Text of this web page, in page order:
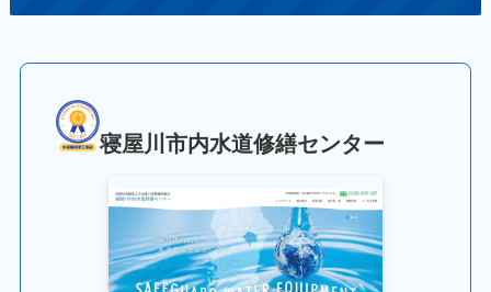
寝屋川市内水道修繕センター